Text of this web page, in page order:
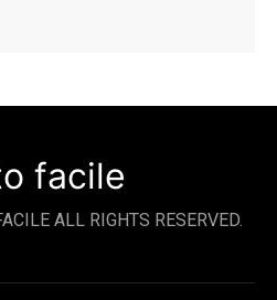
facile
ALL RIGHTS RESERVED.